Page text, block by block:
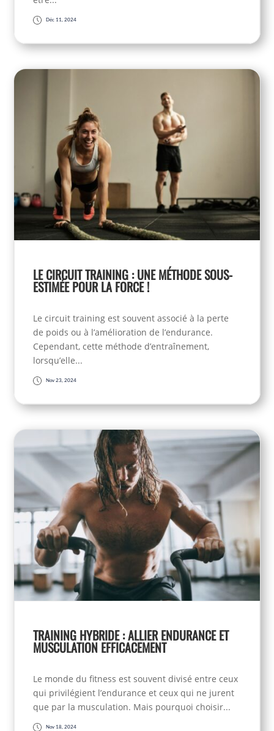
Déc 11, 2024
LE CIRCUIT TRAINING : UNE MÉTHODE SOUS-
ESTIMÉE POUR LA FORCE !
Le circuit training est souvent associé à la perte
de poids ou à l’amélioration de l’endurance.
Cependant, cette méthode d’entraînement,
lorsqu’elle...
Nov 23, 2024
TRAINING HYBRIDE : ALLIER ENDURANCE ET
MUSCULATION EFFICACEMENT
Le monde du fitness est souvent divisé entre ceux
qui privilégient l’endurance et ceux qui ne jurent
que par la musculation. Mais pourquoi choisir...
Nov 18, 2024